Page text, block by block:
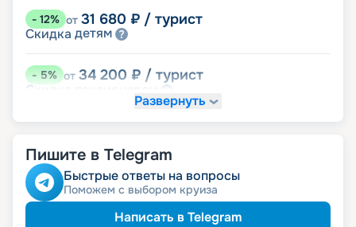
- 12% от 31 680 ₽ / турист
Скидка детям
-5% от 34 200 ₽ / турист
Скидка
именинникамРазвернуть
Пишите в Telegram
Быстрые ответы на вопросы
Поможем с выбором круиза
Написать в Telegram